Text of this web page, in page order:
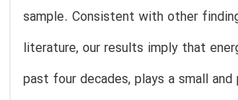
sample. Consistent with other
literature, our results imply that
past four decades, plays a small